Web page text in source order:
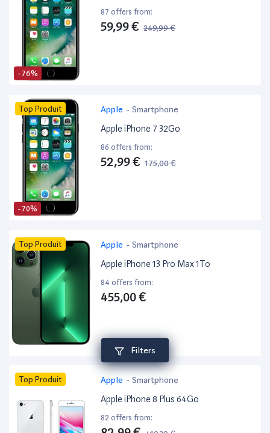
Filters
-76%
87 offers from:
59,99 € 249,99 €
-70%
Top Produit Apple - Smartphone
Apple iPhone 7 32Go
86 offers from:
52,99 € 175,00 €
Top Produit Apple - Smartphone
Apple iPhone 13 Pro Max 1To
84 offers from:
455,00 €
Top Produit Apple - Smartphone
Apple iPhone 8 Plus 64Go
82 offers from: